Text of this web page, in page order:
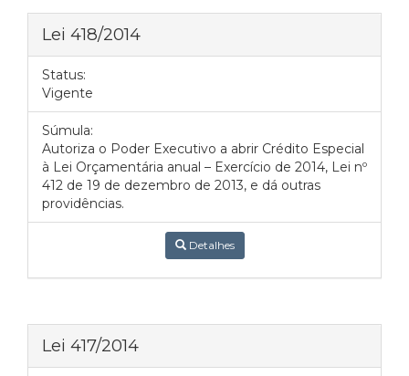
Lei 418/2014
Status:
Vigente
Súmula:
Autoriza o Poder Executivo a abrir Crédito Especial
à Lei Orçamentária anual – Exercício de 2014, Lei nº
412 de 19 de dezembro de 2013, e dá outras
providências.
Detalhes
Lei 417/2014